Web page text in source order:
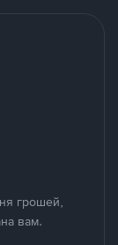
грошей,
вам.